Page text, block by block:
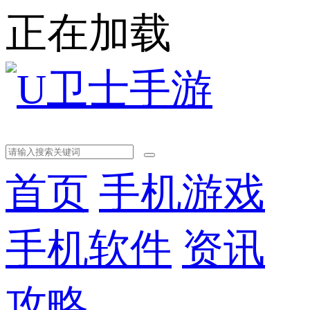
正在加载
首页 手机游戏
手机软件 资讯